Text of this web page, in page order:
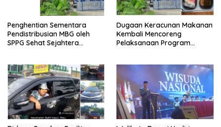
Penghentian Sementara
Pendistribusian MBG oleh
SPPG Sehat Sejahtera
Dugaan Keracunan Makanan
Kembali Mencoreng
Pelaksanaan Program
Bersama Kota Dumai